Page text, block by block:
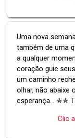
Uma nova
também de uma
a qualquer
coração guie
um caminho
olhar, não abaixe
esperança... ✯✯
Clic